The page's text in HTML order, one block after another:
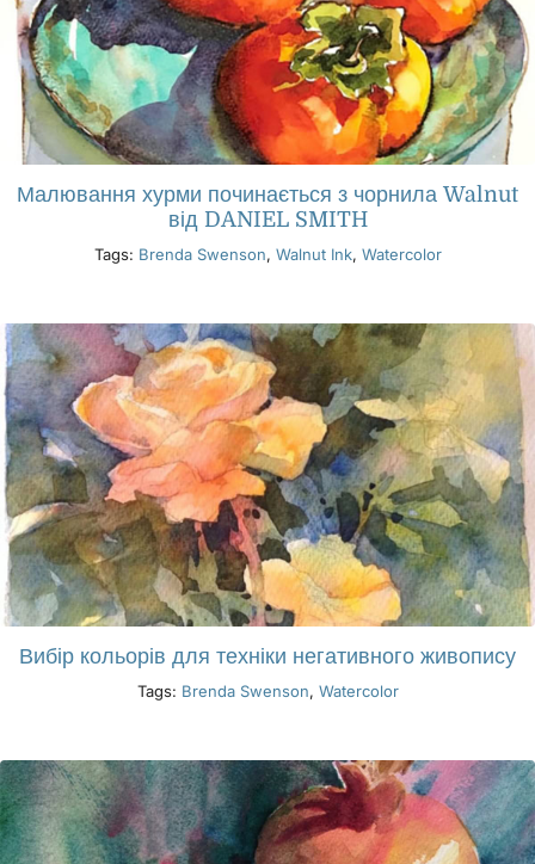
Малювання хурми починається з чорнила Walnut
від DANIEL SMITH
Tags: Brenda Swenson, Walnut Ink, Watercolor
Вибір кольорів для техніки негативного живопису
Tags: Brenda Swenson, Watercolor